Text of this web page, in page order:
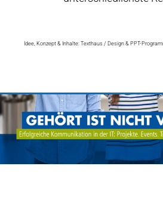
Idee, Konzept & Inhalte: Texthaus / Design & PPT-